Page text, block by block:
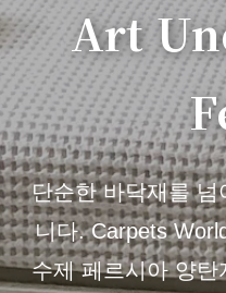
Art
단순한 바닥재를
니다. Carpets
수제 페르시아 양